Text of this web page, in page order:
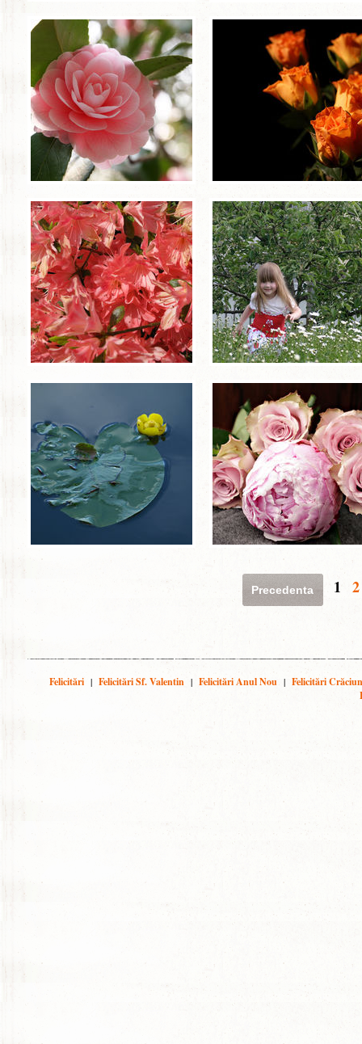
Precedenta 1 2
Felicitări | Felicitări Sf. Valentin | Felicitări Anul Nou | Felicitări